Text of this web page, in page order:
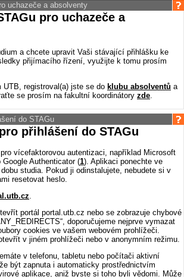
uchazeče a absolventy
pro uchazeče a
a chcete upravit Vaši stávající přihlášku ke
přijímacího řízení, využijte k tomu prosím
UTB, registroval(a) jste se do klubu absolventů a
se prosím na fakultní koordinátory zde.
do STAGu
přihlášení do STAGu
vícefaktorovou autentizaci, například Microsoft
Google Authenticator (1). Aplikaci ponechte ve
studia. Pokud ji odinstalujete, nebudete si v
resetovat heslo.
.
portál portal.utb.cz nebo se zobrazuje chybové
doporučujeme nejprve vymazat
cookies ve vašem webovém prohlížeči.
v jiném prohlížeči nebo v anonymním režimu.
v telefonu, tabletu nebo počítači aktivní
být zapnuta i automaticky prostřednictvím
aplikace, aniž byste si toho byli vědomi. Může